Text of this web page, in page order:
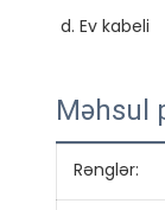
Məhsul
Rənglər: